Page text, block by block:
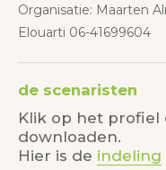
Organisatie: Maarten
Elouarti 06-41699604
de scenaristen
Klik op het profiel
downloaden.
Hier is de indeling